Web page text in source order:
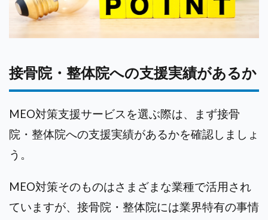
接骨院・整体院への支援実績があるか
MEO対策支援サービスを選ぶ際は、まず接骨
院・整体院への支援実績があるかを確認しましょ
う。
MEO対策そのものはさまざまな業種で活用され
ていますが、接骨院・整体院には業界特有の事情